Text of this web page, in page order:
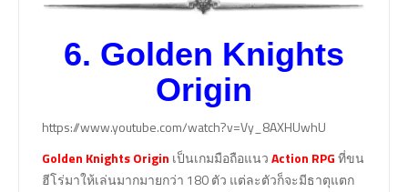
6. Golden Knights
Origin
https://www.youtube.com/watch?v=Vy_8AXHUwhU
Golden Knights Origin เป็นเกมมือถือแนวAction RPGที่ขน
ฮีโร่มาให้เล่นมากมายกว่า 180 ตัว แต่ละตัวก็จะมีธาตุแตก